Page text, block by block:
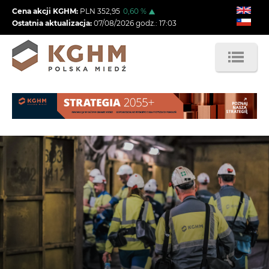
Przejdź
treści
Cena akcji KGHM: PLN 352,95 0,60 %
Ostatnia aktualizacja: 07/08/2026 godz.: 17:03
Obraz
Obraz
Obraz
Obraz
Obraz